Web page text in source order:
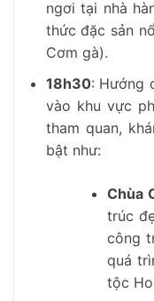
ngơi tại nhà
thức đặc sản
Cơm gà).
18h30: Hướng
vào khu vực
tham quan,
bật như:
Chùa
trúc
công
quá
tộc